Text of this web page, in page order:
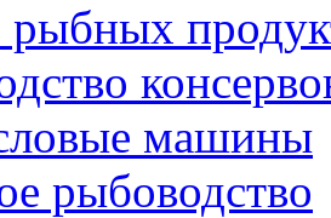
машины
рыбоводство